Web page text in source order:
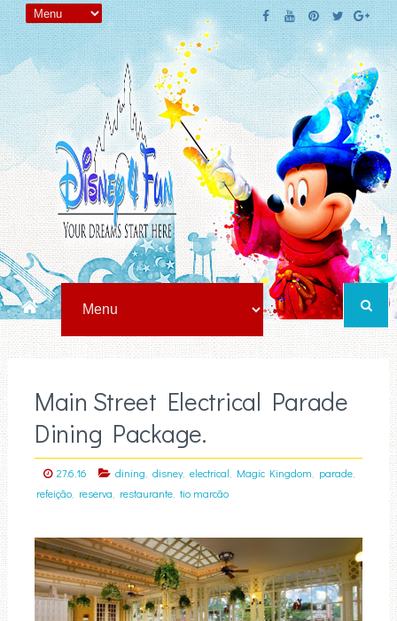
Main Street Electrical Parade
Dining Package.
27.6.16 dining disney, electrical Magic Kingdom parade,
refeição, reserva restaurante, tio marcão